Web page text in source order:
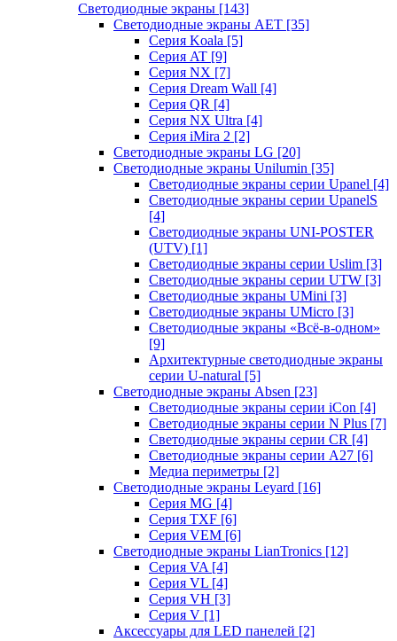
Светодиодные экраны [143]
Светодиодные экраны AET [35]
Cерия Koala [5]
Серия AT [9]
Серия NX [7]
Серия Dream Wall [4]
Серия QR [4]
Серия NX Ultra [4]
Серия iMira 2 [2]
Светодиодные экраны LG [20]
Светодиодные экраны Unilumin [35]
Светодиодные экраны серии Upanel [4]
Светодиодные экраны серии UpanelS
[4]
Светодиодные экраны UNI-POSTER
(UTV) [1]
Светодиодные экраны серии Uslim [3]
Светодиодные экраны серии UTW [3]
Светодиодные экраны UMini [3]
Светодиодные экраны UMicro [3]
Светодиодные экраны «Всё-в-одном»
[9]
Архитектурные светодиодные экраны
серии U-natural [5]
Светодиодные экраны Absen [23]
Светодиодные экраны серии iCon [4]
Светодиодные экраны серии N Plus [7]
Светодиодные экраны серии CR [4]
Светодиодные экраны серии А27 [6]
Медиа периметры [2]
Светодиодные экраны Leyard [16]
Серия MG [4]
Серия TXF [6]
Серия VEM [6]
Светодиодные экраны LianTronics [12]
Серия VA [4]
Серия VL [4]
Серия VH [3]
Серия V [1]
Аксессуары для LED панелей [2]